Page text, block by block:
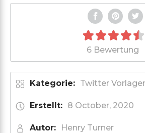
6 Bewertung
Kategorie: Twitter
Erstellt: 8 October, 2020
Autor: Henry Turner